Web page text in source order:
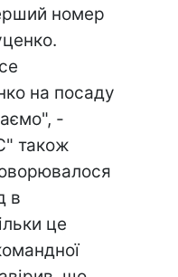
номер
на посаду
-
також
в
це